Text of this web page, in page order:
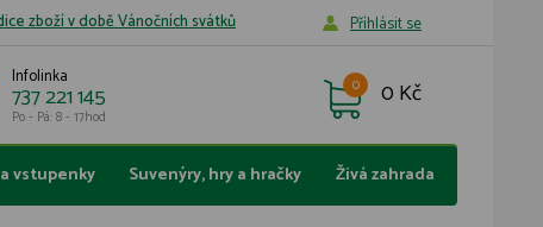
zboží v době Vánočních svátků Příhlásit se
Infolinka
737 221 145
Po - Pá: 8 - 17hod
0 Kč
0
vstupenky Suvenýry, hry a hračky Živá zahrada